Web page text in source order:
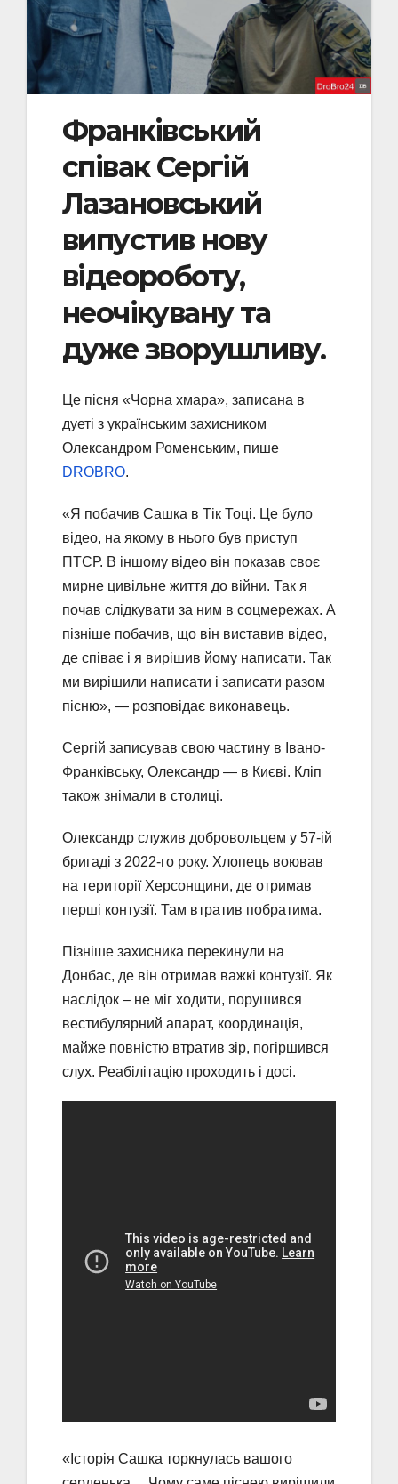
Франківський
співак Сергій
Лазановський
випустив нову
відеороботу,
неочікувану та
дуже зворушливу.
Це пісня «Чорна хмара», записана в
дуеті з українським захисником
Олександром Роменським, пише
DROBRO.
«Я побачив Сашка в Тік Тоці. Це було
відео, на якому в нього був приступ
ПТСР. В іншому відео він показав своє
мирне цивільне життя до війни. Так я
почав слідкувати за ним в соцмережах. А
пізніше побачив, що він виставив відео,
де співає і я вирішив йому написати. Так
ми вирішили написати і записати разом
пісню», — розповідає виконавець.
Сергій записував свою частину в Івано-
Франківську, Олександр — в Києві. Кліп
також знімали в столиці.
Олександр служив добровольцем у 57-ій
бригаді з 2022-го року. Хлопець воював
на території Херсонщини, де отримав
перші контузії. Там втратив побратима.
Пізніше захисника перекинули на
Донбас, де він отримав важкі контузії. Як
наслідок – не міг ходити, порушився
вестибулярний апарат, координація,
майже повністю втратив зір, погіршився
слух. Реабілітацію проходить і досі.
«Історія Сашка торкнулась вашого